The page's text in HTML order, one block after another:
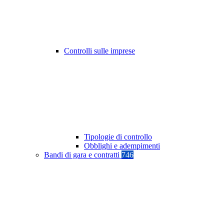
Controlli sulle imprese
Tipologie di controllo
Obblighi e adempimenti
Bandi di gara e contratti 746